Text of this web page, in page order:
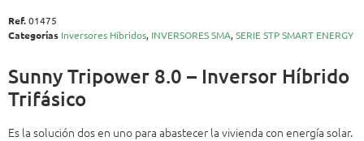
Ref.01475
Categorías Inversores Híbridos, INVERSORES SMA,SERIE STP SMART ENERGY
Sunny Tripower 8.0 – Inversor Híbrido
Trifásico
Es la solución dos en uno para abastecer la vivienda con energía solar.